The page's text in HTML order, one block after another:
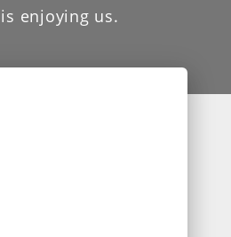
enjoying us.